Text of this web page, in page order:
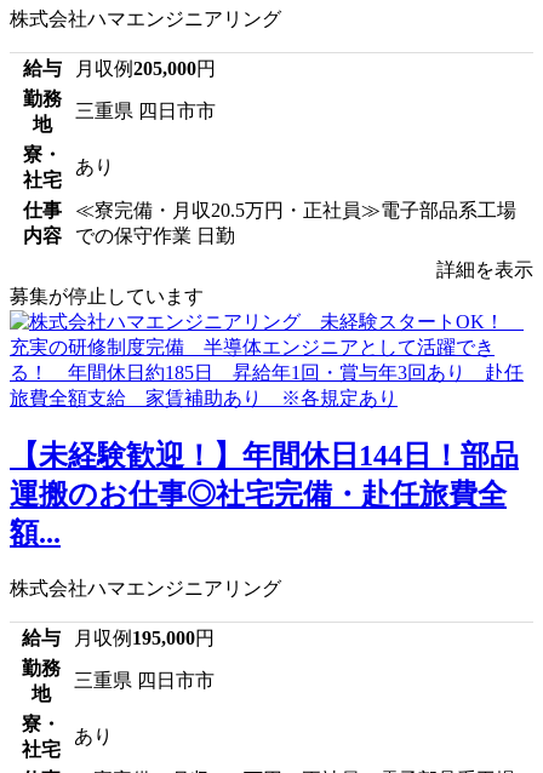
株式会社ハマエンジニアリング
給与 月収例205,000円
勤務
地
三重県 四日市市
寮・
社宅
あり
仕事
内容
≪寮完備・月収20.5万円・正社員≫電子部品系工場
での保守作業 日勤
詳細を表示
募集が停止しています
【未経験歓迎！】年間休日144日！部品
運搬のお仕事◎社宅完備・赴任旅費全
額...
株式会社ハマエンジニアリング
給与 月収例 195,000円
勤務
地
三重県 四日市市
寮・
社宅
あり